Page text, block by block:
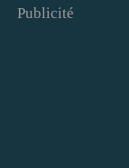
Publicité